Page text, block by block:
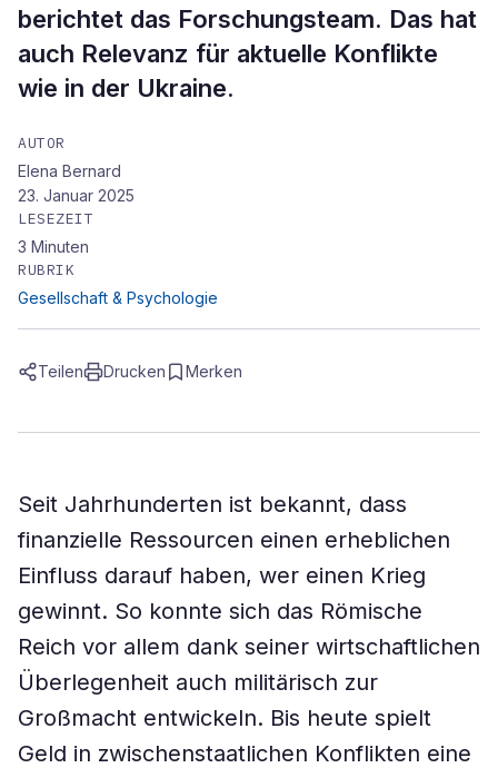
berichtet das Forschungsteam. Das hat
auch Relevanz für aktuelle Konflikte
wie in der Ukraine.
AUTOR
Elena Bernard
23. Januar 2025
LESEZEIT
3 Minuten
RUBRIK
Gesellschaft & Psychologie
Teilen Drucken Merken
Seit Jahrhunderten ist bekannt, dass
finanzielle Ressourcen einen erheblichen
Einfluss darauf haben, wer einen Krieg
gewinnt. So konnte sich das Römische
Reich vor allem dank seiner wirtschaftlichen
Überlegenheit auch militärisch zur
Großmacht entwickeln. Bis heute spielt
Geld in zwischenstaatlichen Konflikten eine